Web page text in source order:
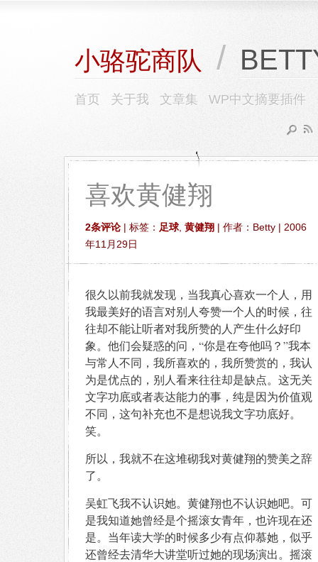
小骆驼商队 /
首页 关于我 文章集 WP中文摘要插件
喜欢黄健翔
2条评论 | 标签： 足球 黄健翔 | 作者：Betty | 2006
年11月29日
很久以前我就发现，当我真心喜欢一个人，用
我最美好的语言对别人夸赞一个人的时候，往
往却不能让听者对我所赞的人产生什么好印
象。他们会疑惑的问，“你是在夸他吗？”我本
与常人不同，我所喜欢的，我所赞赏的，我认
为是优点的，别人看来往往却是缺点。这无关
文字功底或者表达能力的事，纯是因为价值观
不同，这句补充也不是想说我文字功底好。
笑。
所以，我就不在这堆砌我对黄健翔的赞美之辞
了。
吴虹飞我不认识她。黄健翔也不认识她吧。可
是我知道她曾经是个摇滚女青年，也许现在还
是。当年读大学的时候多少有点仰慕她，似乎
还曾经去清华大讲堂听过她的现场演出。摇滚